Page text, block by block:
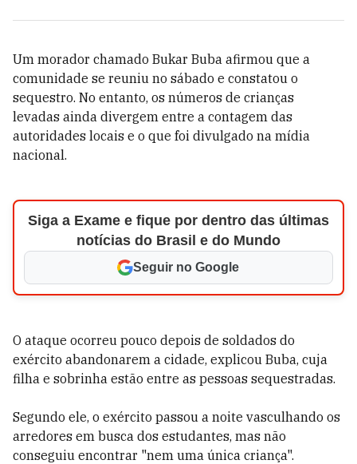
Um morador chamado Bukar Buba afirmou que a
comunidade se reuniu no sábado e constatou o
sequestro. No entanto, os números de crianças
levadas ainda divergem entre a contagem das
autoridades locais e o que foi divulgado na mídia
nacional.
Siga a Exame e fique por dentro das últimas
notícias do Brasil e do Mundo
Seguir no Google
O ataque ocorreu pouco depois de soldados do
exército abandonarem a cidade, explicou Buba, cuja
filha e sobrinha estão entre as pessoas sequestradas.
Segundo ele, o exército passou a noite vasculhando os
arredores em busca dos estudantes, mas não
conseguiu encontrar "nem uma única criança".